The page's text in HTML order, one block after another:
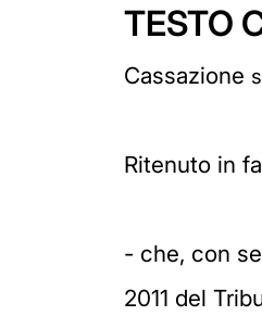
TESTO
Cassazione
Ritenuto in
- che, con
2011 del